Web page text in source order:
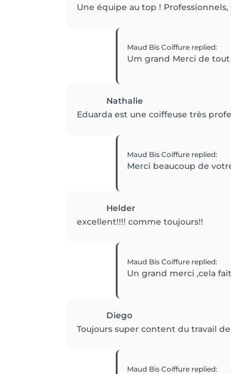
Une équipe au top !
Maud Bis Coiffure replied:
Um grand Merci de
Nathalie
Eduarda est une coiffeuse très
Maud Bis Coiffure replied:
Merci beaucoup de
Helder
excellent!!!! comme toujours!!
Maud Bis Coiffure replied:
Un grand merci ,cela
Diego
Toujours super content du travail
Maud Bis Coiffure replied: